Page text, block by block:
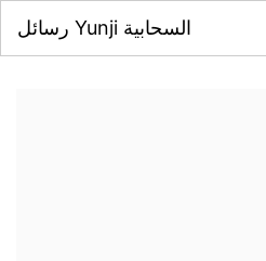
رسائل Yunji السحابية